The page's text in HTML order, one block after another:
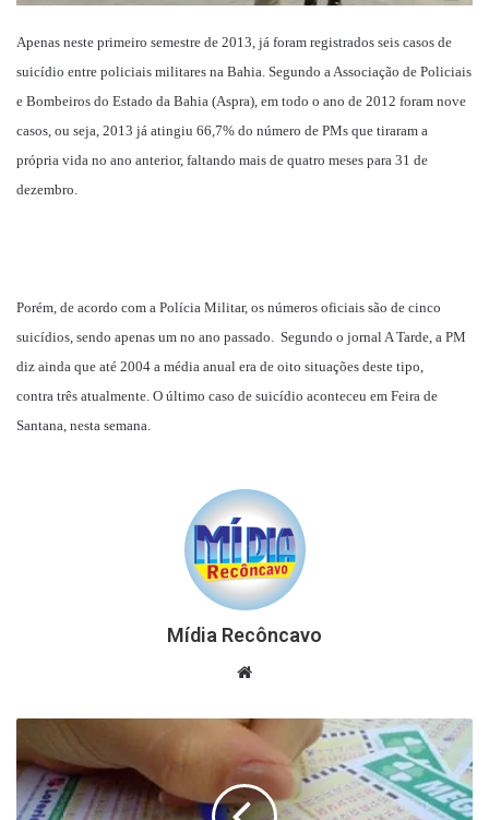
Apenas neste primeiro semestre de 2013, já foram registrados seis casos de
suicídio entre policiais militares na Bahia. Segundo a Associação de Policiais
e Bombeiros do Estado da Bahia (Aspra), em todo o ano de 2012 foram nove
casos, ou seja, 2013 já atingiu 66,7% do número de PMs que tiraram a
própria vida no ano anterior, faltando mais de quatro meses para 31 de
dezembro.
Porém, de acordo com a Polícia Militar, os números oficiais são de cinco
suicídios, sendo apenas um no ano passado. Segundo o jornal A Tarde, a PM
diz ainda que até 2004 a média anual era de oito situações deste tipo,
contra três atualmente. O último caso de suicídio aconteceu em Feira de
Santana, nesta semana.
Mídia Recôncavo
Website